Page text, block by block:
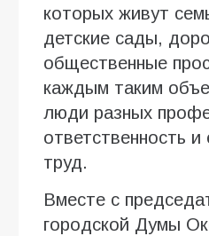
которых живут
детские сады,
общественные
каждым таким
люди разных
ответственность
труд.
Вместе с
городской Думы